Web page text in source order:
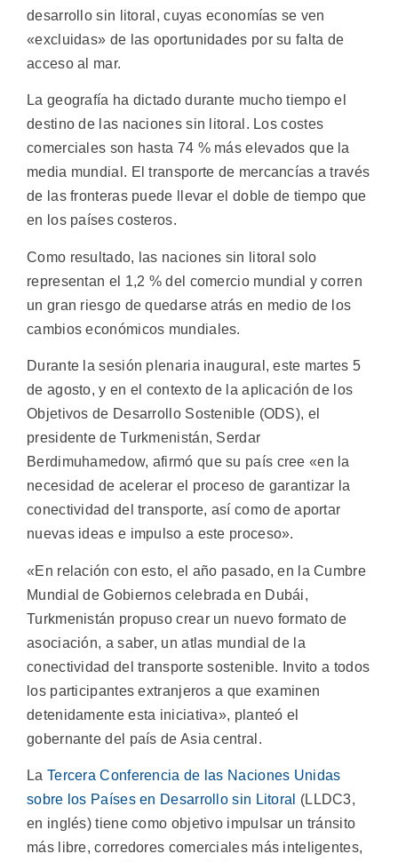
desarrollo sin litoral, cuyas economías se ven
«excluidas» de las oportunidades por su falta de
acceso al mar.
La geografía ha dictado durante mucho tiempo el
destino de las naciones sin litoral. Los costes
comerciales son hasta 74 % más elevados que la
media mundial. El transporte de mercancías a través
de las fronteras puede llevar el doble de tiempo que
en los países costeros.
Como resultado, las naciones sin litoral solo
representan el 1,2 % del comercio mundial y corren
un gran riesgo de quedarse atrás en medio de los
cambios económicos mundiales.
Durante la sesión plenaria inaugural, este martes 5
de agosto, y en el contexto de la aplicación de los
Objetivos de Desarrollo Sostenible (ODS), el
presidente de Turkmenistán, Serdar
Berdimuhamedow, afirmó que su país cree «en la
necesidad de acelerar el proceso de garantizar la
conectividad del transporte, así como de aportar
nuevas ideas e impulso a este proceso».
«En relación con esto, el año pasado, en la Cumbre
Mundial de Gobiernos celebrada en Dubái,
Turkmenistán propuso crear un nuevo formato de
asociación, a saber, un atlas mundial de la
conectividad del transporte sostenible. Invito a todos
los participantes extranjeros a que examinen
detenidamente esta iniciativa», planteó el
gobernante del país de Asia central.
La Tercera Conferencia de las Naciones Unidas
sobre los Países en Desarrollo sin Litoral
(LLDC3,
en inglés) tiene como objetivo impulsar un tránsito
más libre, corredores comerciales más inteligentes,